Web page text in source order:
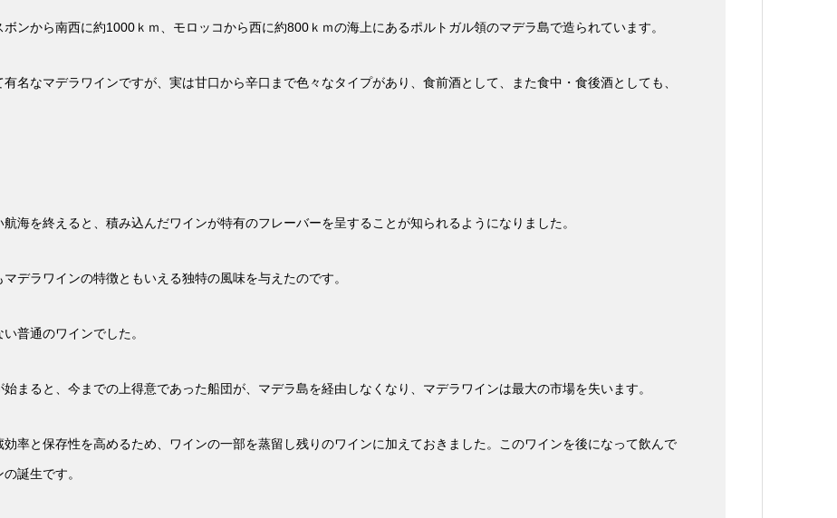
ンから南西に約1000ｋｍ、モロッコから西に約800ｋｍの海上にあるポルトガル領のマデラ島で造られています。
名なマデラワインですが、実は甘口から辛口まで色々なタイプがあり、食前酒として、また食中・食後酒としても、
海を終えると、積み込んだワインが特有のフレーバーを呈することが知られるようになりました。
デラワインの特徴ともいえる独特の風味を与えたのです。
普通のワインでした。
まると、今までの上得意であった船団が、マデラ島を経由しなくなり、マデラワインは最大の市場を失います。
率と保存性を高めるため、ワインの一部を蒸留し残りのワインに加えておきました。このワインを後になって飲んで
誕生です。